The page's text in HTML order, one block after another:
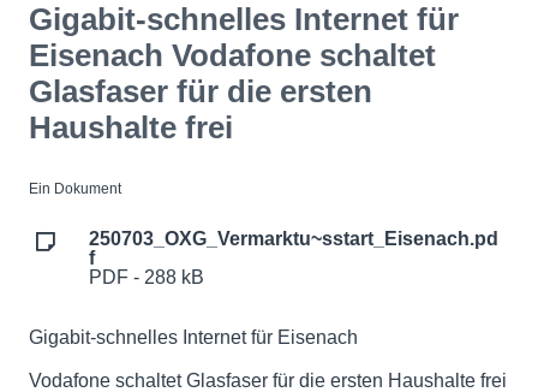
Gigabit-schnelles Internet für
Eisenach Vodafone schaltet
Glasfaser für die ersten
Haushalte frei
Ein Dokument
250703_OXG_Vermarktu~sstart_Eisenach.pd
f
PDF - 288 kB
Gigabit-schnelles Internet für Eisenach
Vodafone schaltet Glasfaser für die ersten Haushalte frei